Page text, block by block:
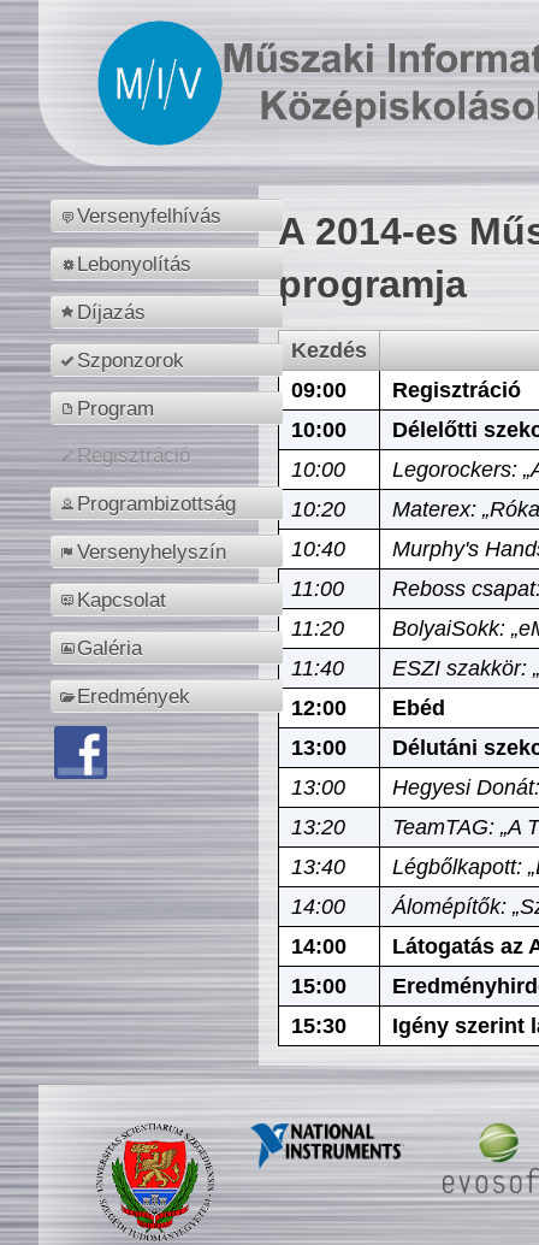
Versenyfelhívás
Lebonyolítás
Díjazás
Szponzorok
Program
Regisztráció
Programbizottság
Versenyhelyszín
Kapcsolat
Galéria
Eredmények
A 2014-es
programja
Kezdés
09:00
Regisztráció
10:00
Délelőtti
10:00
Legorockers:
10:20
Materex:
10:40
Murphy's
11:00
Reboss
11:20
BolyaiSokk:
11:40
ESZI szakkör:
12:00
Ebéd
13:00
Délutáni
13:00
Hegyesi
13:20
TeamTAG: „A
13:40
Légbőlkapott:
14:00
Álomépítők:
14:00
Látogatás az
15:00
15:30
Igény szerint